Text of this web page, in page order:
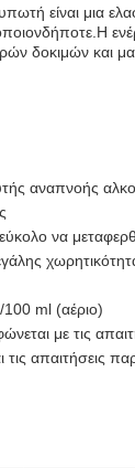
είναι μια
δοκιμών και
αναπνοής
να
ml (αέριο)
με τις
απαιτήσεις